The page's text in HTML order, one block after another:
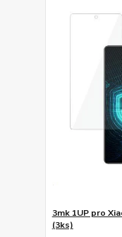
3mk 1UP pro
(3ks)